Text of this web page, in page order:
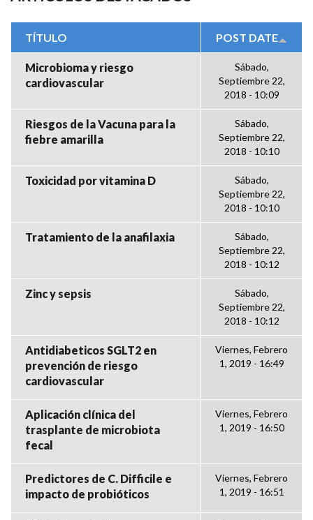
TÍTULO POST DATE
Microbioma y riesgo
cardiovascular
Sábado,
Septiembre 22,
2018 - 10:09
Riesgos de la Vacuna para la
fiebre amarilla
Sábado,
Septiembre 22,
2018 - 10:10
Toxicidad por vitamina D
Sábado,
Septiembre 22,
2018 - 10:10
Tratamiento de la anafilaxia
Sábado,
Septiembre 22,
2018 - 10:12
Zinc y sepsis
Sábado,
Septiembre 22,
2018 - 10:12
Antidiabeticos SGLT2 en
prevención de riesgo
cardiovascular
Viernes, Febrero
1, 2019 - 16:49
Aplicación clínica del
trasplante de microbiota
fecal
Viernes, Febrero
1, 2019 - 16:50
Predictores de C. Difficile e
impacto de probióticos
Viernes, Febrero
1, 2019 - 16:51